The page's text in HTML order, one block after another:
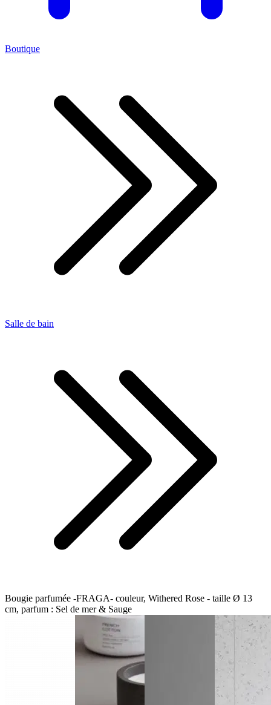
Boutique
Salle de bain
Bougie parfumée -FRAGA- couleur, Withered Rose - taille Ø 13
cm, parfum : Sel de mer & Sauge